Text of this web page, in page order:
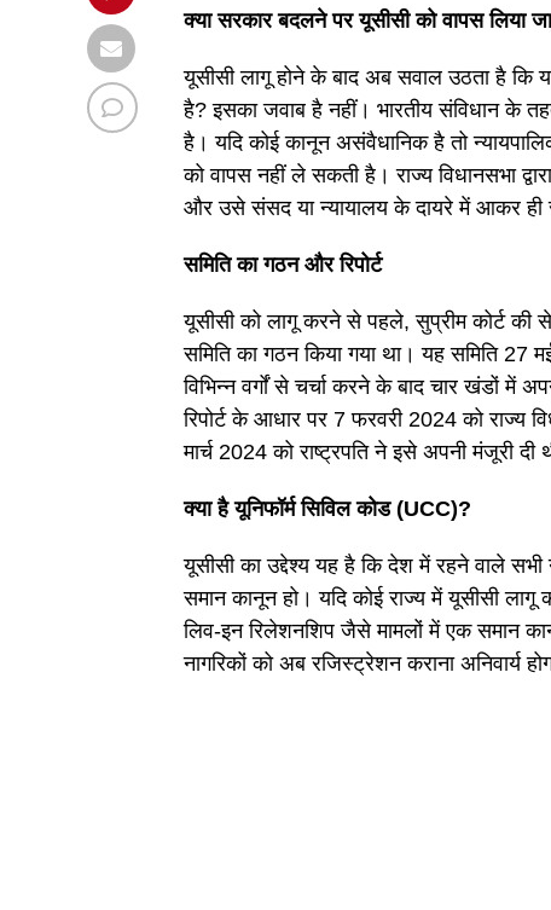
क्या सरकार बदलने पर यूसीसी को वापस लिया
यूसीसी लागू होने के बाद अब सवाल उठता है कि
है? इसका जवाब है नहीं। भारतीय संविधान के
है। यदि कोई कानून असंवैधानिक है तो
को वापस नहीं ले सकती है। राज्य विधानसभा
और उसे संसद या न्यायालय के दायरे में आकर ही
समिति का गठन और रिपोर्ट
यूसीसी को लागू करने से पहले, सुप्रीम कोर्ट की
समिति का गठन किया गया था। यह समिति
विभिन्न वर्गों से चर्चा करने के बाद चार खंडों में
रिपोर्ट के आधार पर 7 फरवरी 2024 को राज्य
मार्च 2024 को राष्ट्रपति ने इसे अपनी मंजूरी दी
क्या है यूनिफॉर्म सिविल कोड (UCC)?
यूसीसी का उद्देश्य यह है कि देश में रहने वाले सभी
समान कानून हो। यदि कोई राज्य में यूसीसी
लिव-इन रिलेशनशिप जैसे मामलों में एक समान
नागरिकों को अब रजिस्ट्रेशन कराना अनिवार्य